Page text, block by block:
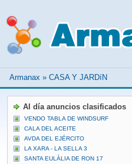
Armanax » CASA Y JARDíN
Al día anuncios clasificados
VENDO TABLA DE WINDSURF
CALA DEL ACEITE
AVDA DEL EJÉRCITO
LA XARA - LA SELLA 3
SANTA EULÀLIA DE RON 17